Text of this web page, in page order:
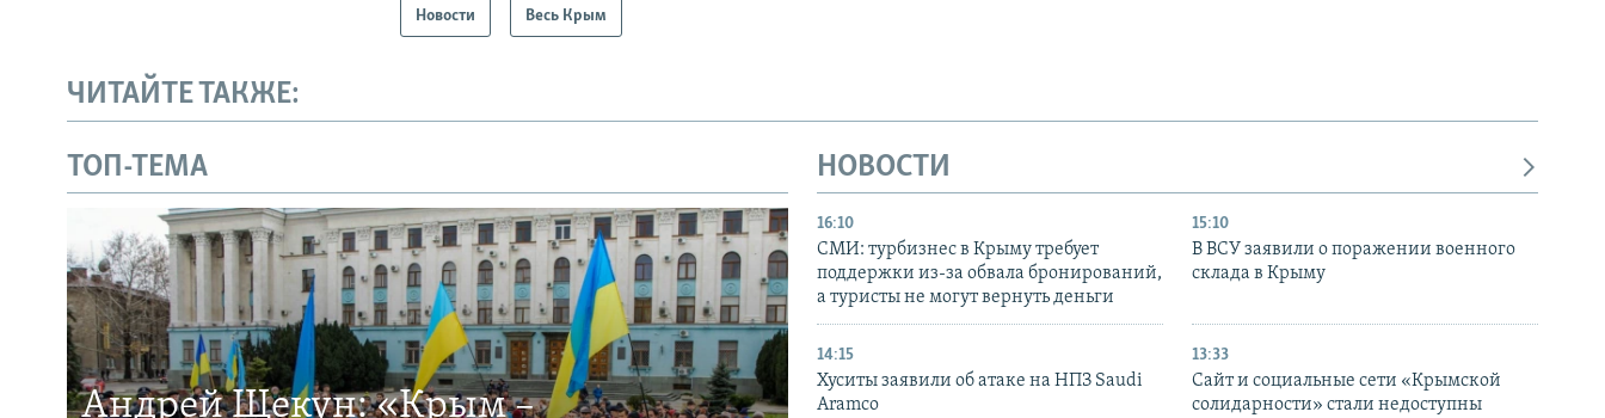
Новости Весь Крым
ЧИТАЙТЕ ТАКЖЕ:
ТОП-ТЕМА
Андрей Щекун: «Крым –
НОВОСТИ
16:10
СМИ: турбизнес в Крыму требует
поддержки из-за обвала бронирований,
а туристы не могут вернуть деньги
15:10
В ВСУ заявили о поражении военного
склада в Крыму
14:15
Хуситы заявили об атаке на НПЗ Saudi
Aramco
13:33
Сайт и социальные сети «Крымской
солидарности» стали недоступны